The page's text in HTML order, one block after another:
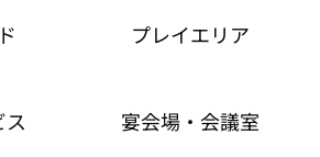
プレイエリア
ス 宴会場・会議室